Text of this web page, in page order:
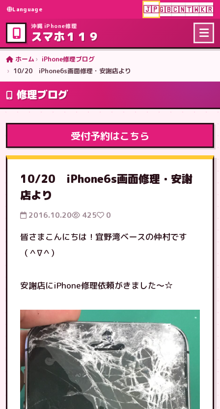
Language 🇯🇵🇬🇧🇨🇳🇹🇼🇰🇷
沖縄 iPhone修理
スマホ１１９
ホーム
iPhone修理ブログ
10/20 iPhone6s画面修理・安謝店より
修理ブログ
受付予約はこちら
10/20 iPhone6s画面修理・安謝
店より
2016.10.20 425 0
皆さまこんにちは！宜野湾ベースの仲村です
（＾∇＾）
安謝店にiPhone修理依頼がきました〜☆